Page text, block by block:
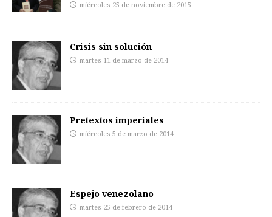
miércoles 25 de noviembre de 2015
Crisis sin solución
martes 11 de marzo de 2014
Pretextos imperiales
miércoles 5 de marzo de 2014
Espejo venezolano
martes 25 de febrero de 2014